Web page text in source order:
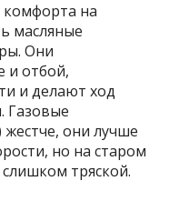
комфорта на
масляные
Они
и отбой,
и делают ход
Газовые
они лучше
но на старом
тряской.